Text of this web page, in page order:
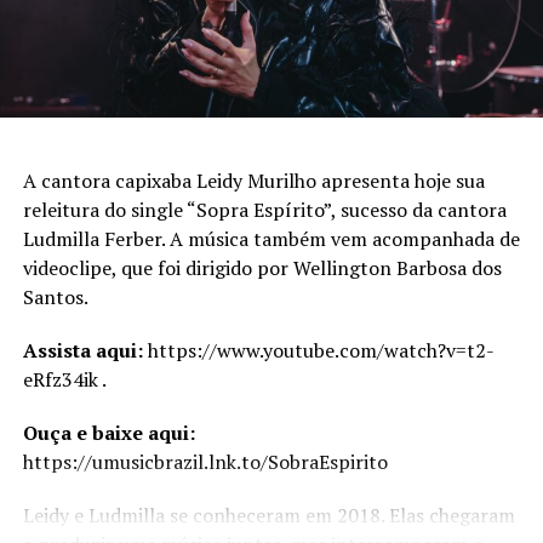
A cantora capixaba Leidy Murilho apresenta hoje sua
releitura do single “Sopra Espírito”, sucesso da cantora
Ludmilla Ferber. A música também vem acompanhada de
videoclipe, que foi dirigido por Wellington Barbosa dos
Santos.
Assista aqui:https://www.youtube.com/watch?v=t2-
eRfz34ik .
Ouça e baixe aqui:
https://umusicbrazil.lnk.to/SobraEspirito
Leidy e Ludmilla se conheceram em 2018. Elas chegaram